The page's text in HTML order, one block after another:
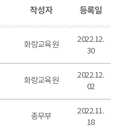
작성자 등록일
화랑교육원
2022.12.
30
화랑교육원
2022.12.
02
총무부
2022.11.
18